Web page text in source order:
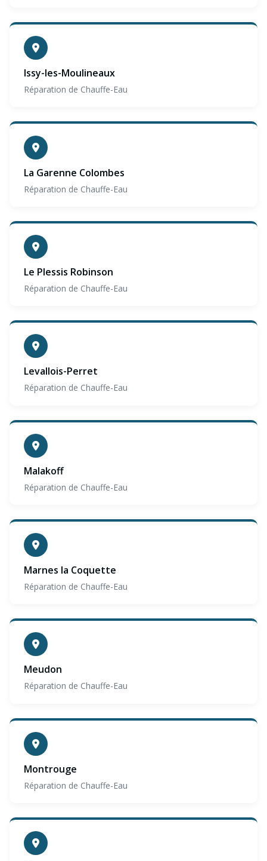
Issy-les-Moulineaux
Réparation de Chauffe-Eau
La Garenne Colombes
Réparation de Chauffe-Eau
Le Plessis Robinson
Réparation de Chauffe-Eau
Levallois-Perret
Réparation de Chauffe-Eau
Malakoff
Réparation de Chauffe-Eau
Marnes la Coquette
Réparation de Chauffe-Eau
Meudon
Réparation de Chauffe-Eau
Montrouge
Réparation de Chauffe-Eau